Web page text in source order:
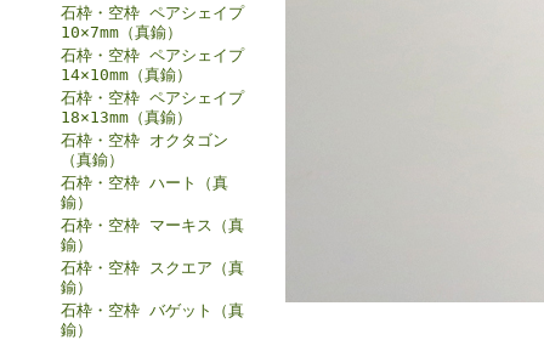
石枠・空枠 ペアシェイプ
10×7mm（真鍮）
石枠・空枠 ペアシェイプ
14×10mm（真鍮）
石枠・空枠 ペアシェイプ
18×13mm（真鍮）
石枠・空枠 オクタゴン
（真鍮）
石枠・空枠 ハート（真
鍮）
石枠・空枠 マーキス（真
鍮）
石枠・空枠 スクエア（真
鍮）
石枠・空枠 バゲット（真
鍮）